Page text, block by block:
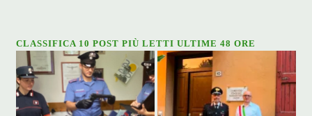
CLASSIFICA 10 POST PIÙ LETTI ULTIME 48 ORE